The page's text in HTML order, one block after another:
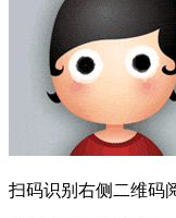
扫码识别右侧二维码